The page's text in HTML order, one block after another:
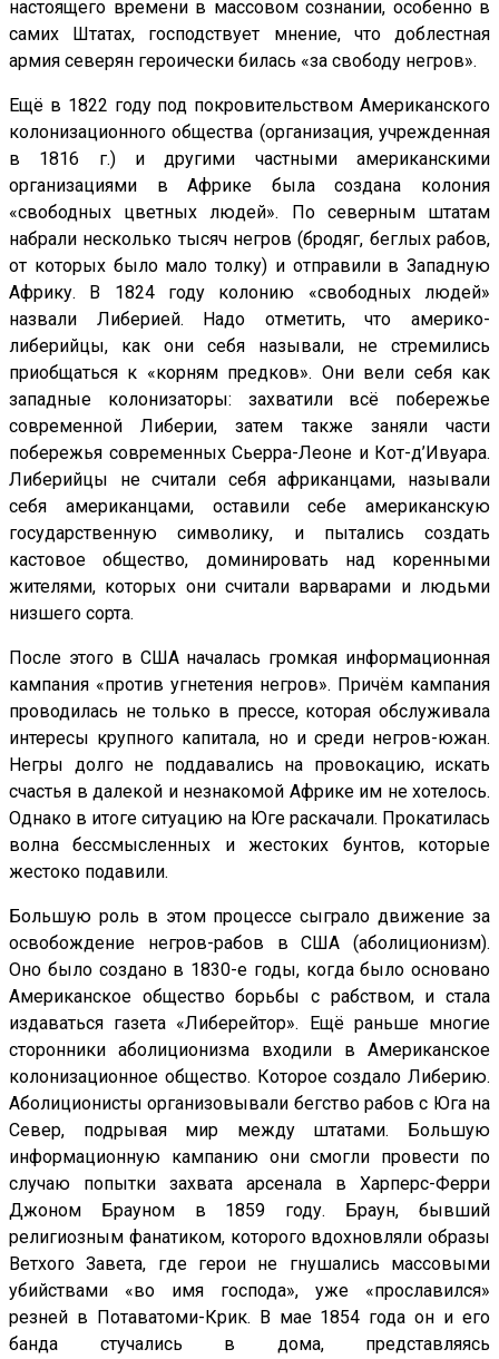
настоящего времени в массовом сознании, особенно в
самих Штатах, господствует мнение, что доблестная
армия северян героически билась «за свободу негров».
Ещё в 1822 году под покровительством Американского
колонизационного общества (организация, учрежденная
в 1816 г.) и другими частными американскими
организациями в Африке была создана колония
«свободных цветных людей». По северным штатам
набрали несколько тысяч негров (бродяг, беглых рабов,
от которых было мало толку) и отправили в Западную
Африку. В 1824 году колонию «свободных людей»
назвали Либерией. Надо отметить, что америко-
либерийцы, как они себя называли, не стремились
приобщаться к «корням предков». Они вели себя как
западные колонизаторы: захватили всё побережье
современной Либерии, затем также заняли части
побережья современных Сьерра-Леоне и Кот-д’Ивуара.
Либерийцы не считали себя африканцами, называли
себя американцами, оставили себе американскую
государственную символику, и пытались создать
кастовое общество, доминировать над коренными
жителями, которых они считали варварами и людьми
низшего сорта.
После этого в США началась громкая информационная
кампания «против угнетения негров». Причём кампания
проводилась не только в прессе, которая обслуживала
интересы крупного капитала, но и среди негров-южан.
Негры долго не поддавались на провокацию, искать
счастья в далекой и незнакомой Африке им не хотелось.
Однако в итоге ситуацию на Юге раскачали. Прокатилась
волна бессмысленных и жестоких бунтов, которые
жестоко подавили.
Большую роль в этом процессе сыграло движение за
освобождение негров-рабов в США (аболиционизм).
Оно было создано в 1830-е годы, когда было основано
Американское общество борьбы с рабством, и стала
издаваться газета «Либерейтор». Ещё раньше многие
сторонники аболиционизма входили в Американское
колонизационное общество. Которое создало Либерию.
Аболиционисты организовывали бегство рабов с Юга на
Север, подрывая мир между штатами. Большую
информационную кампанию они смогли провести по
случаю попытки захвата арсенала в Харперс-Ферри
Джоном Брауном в 1859 году. Браун, бывший
религиозным фанатиком, которого вдохновляли образы
Ветхого Завета, где герои не гнушались массовыми
убийствами «во имя господа», уже «прославился»
резней в Потаватоми-Крик. В мае 1854 года он и его
банда стучались в дома, представляясь